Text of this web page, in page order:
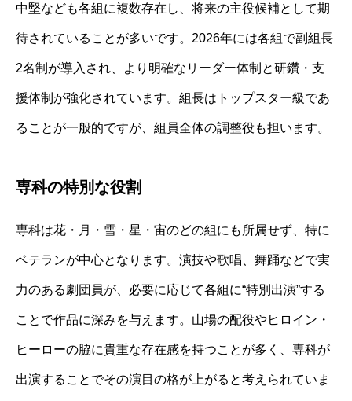
中堅なども各組に複数存在し、将来の主役候補として期
待されていることが多いです。2026年には各組で副組長
2名制が導入され、より明確なリーダー体制と研鑽・支
援体制が強化されています。組長はトップスター級であ
ることが一般的ですが、組員全体の調整役も担います。
専科の特別な役割
専科は花・月・雪・星・宙のどの組にも所属せず、特に
ベテランが中心となります。演技や歌唱、舞踊などで実
力のある劇団員が、必要に応じて各組に“特別出演”する
ことで作品に深みを与えます。山場の配役やヒロイン・
ヒーローの脇に貴重な存在感を持つことが多く、専科が
出演することでその演目の格が上がると考えられていま